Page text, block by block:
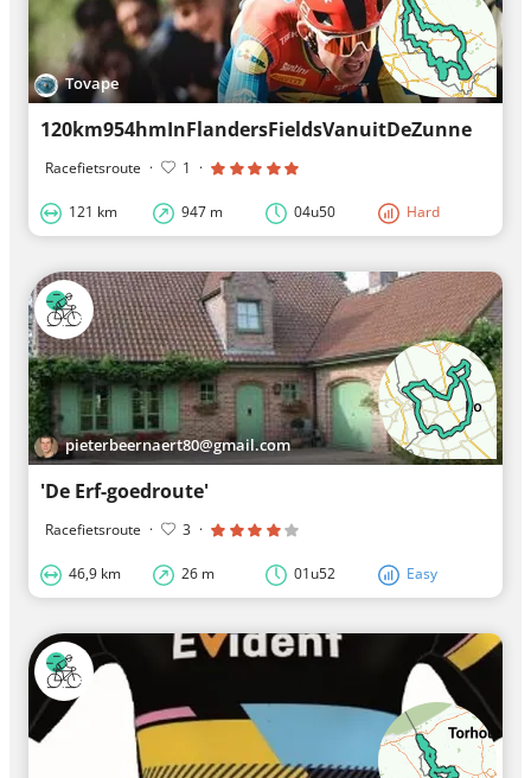
Tovape
120km954hmInFlandersFieldsVanuitDeZunne
Racefietsroute · 1 ·
121 km 947 m 04u50 Hard
pieterbeernaert80@gmail.com
'De Erf-goedroute'
Racefietsroute · 3 ·
46,9 km 26 m 01u52 Easy